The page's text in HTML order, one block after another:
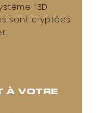
“3D
sont cryptées
À VOTRE